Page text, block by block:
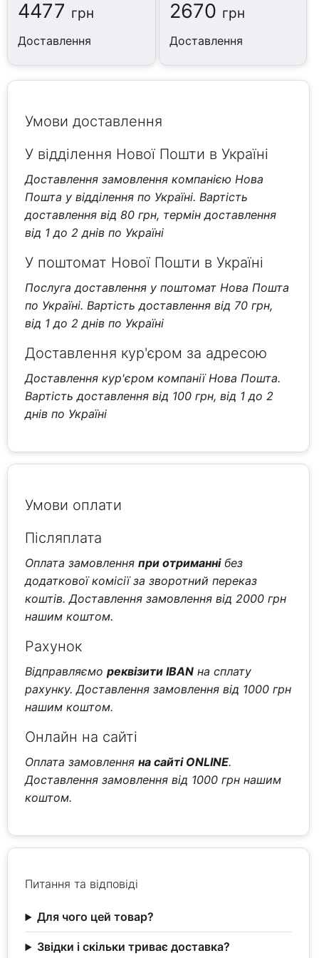
4477 грн
Доставлення
2670 грн
Доставлення
Умови доставлення
У відділення Нової Пошти в Україні
Доставлення замовлення компанією Нова
Пошта у відділення по Україні. Вартість
доставлення від 80 грн, термін доставлення
від 1 до 2 днів по Україні
У поштомат Нової Пошти в Україні
Послуга доставлення у поштомат Нова Пошта
по Україні. Вартість доставлення від 70 грн,
від 1 до 2 днів по Україні
Доставлення кур'єром за адресою
Доставлення кур'єром компанії Нова Пошта.
Вартість доставлення від 100 грн, від 1 до 2
днів по Україні
Умови оплати
Післяплата
Оплата замовленняпри отриманнібез
додаткової комісії за зворотний переказ
коштів. Доставлення замовлення від 2000 грн
нашим коштом.
Рахунок
Відправляємореквізити IBAN на сплату
рахунку. Доставлення замовлення від 1000 грн
нашим коштом.
Онлайн на сайті
Оплата замовленняна сайті ONLINE.
Доставлення замовлення від 1000 грн нашим
коштом.
Питання та відповіді
Для чого цей товар?
Звідки і скільки триває доставка?